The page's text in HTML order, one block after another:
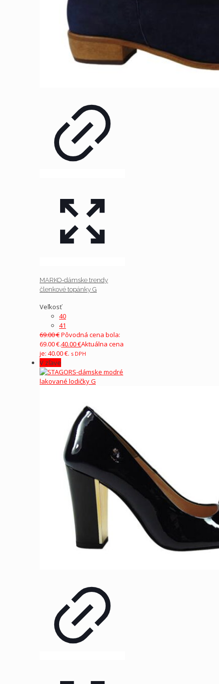
MARKO-dámske trendy
členkové topánky G
Veľkosť
40
41
69.00€Pôvodná cena bola:
69.00 €.40.00€Aktuálna cena
je: 40.00 €. s DPH
V zľave